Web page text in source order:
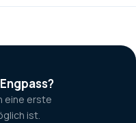
eine erste
ist.